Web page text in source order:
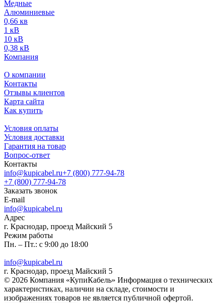
Медные
Алюминиевые
0,66 кв
1 кВ
10 кВ
0,38 кВ
Компания
О компании
Контакты
Отзывы клиентов
Карта сайта
Как купить
Условия оплаты
Условия доставки
Гарантия на товар
Вопрос-ответ
Контакты
info@kupicabel.ru+7 (800) 777-94-78
+7 (800) 777-94-78
Заказать звонок
E-mail
info@kupicabel.ru
Адрес
г. Краснодар, проезд Майский 5
Режим работы
Пн. – Пт.: с 9:00 до 18:00
info@kupicabel.ru
г. Краснодар, проезд Майский 5
© 2026 Компания «КупиКабель» Информация о технических
характеристиках, наличии на складе, стоимости и
изображениях товаров не является публичной офертой.